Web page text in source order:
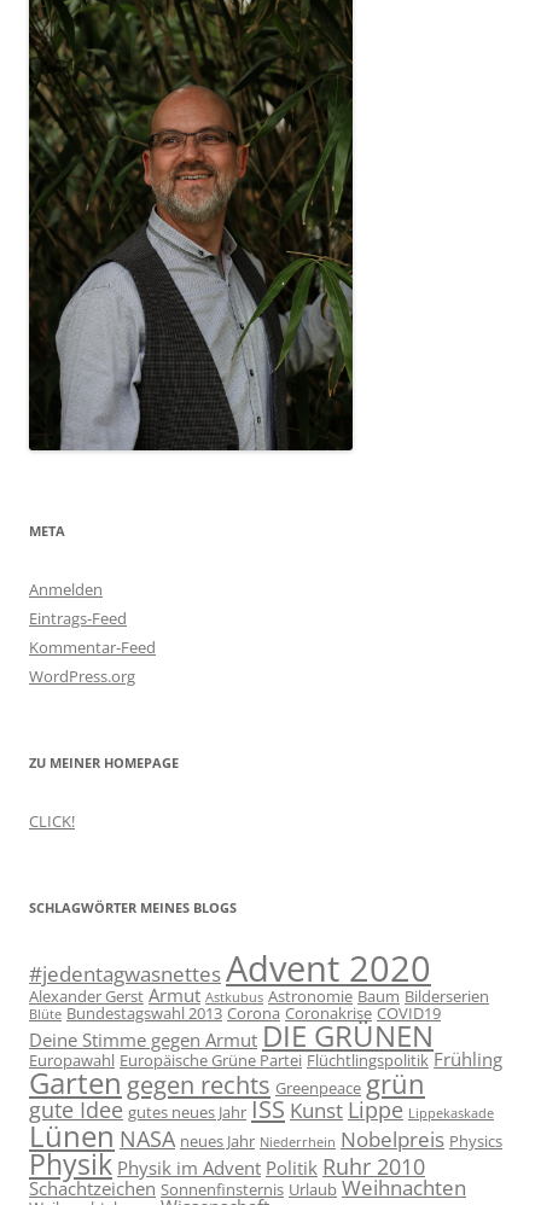
META
Anmelden
Eintrags-Feed
Kommentar-Feed
WordPress.org
ZU MEINER HOMEPAGE
CLICK!
SCHLAGWÖRTER MEINES BLOGS
#jedentagwasnettesAdvent 2020
Alexander Gerst Armut Astkubus Astronomie Baum Bilderserien
Blüte Bundestagswahl 2013 Corona Coronakrise COVID19
Deine Stimme gegen Armut DIE GRÜNEN
Europawahl Europäische Grüne Partei Flüchtlingspolitik Frühling
Gartengegen rechts Greenpeace grün
gute Idee gutes neues Jahr ISS Kunst Lippe Lippekaskade
Lünen NASA neues Jahr Niederrhein Nobelpreis Physics
Physik Physik im Advent Politik Ruhr 2010
Schachtzeichen Sonnenfinsternis Urlaub Weihnachten